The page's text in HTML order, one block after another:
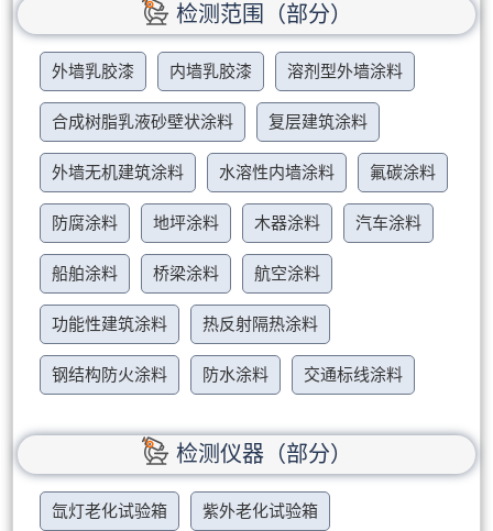
检测范围（部分）
外墙乳胶漆 内墙乳胶漆 溶剂型外墙涂料
合成树脂乳液砂壁状涂料 复层建筑涂料
外墙无机建筑涂料 水溶性内墙涂料 氟碳涂料
防腐涂料 地坪涂料 木器涂料 汽车涂料
船舶涂料 桥梁涂料 航空涂料
功能性建筑涂料 热反射隔热涂料
钢结构防火涂料 防水涂料 交通标线涂料
检测仪器（部分）
氙灯老化试验箱 紫外老化试验箱